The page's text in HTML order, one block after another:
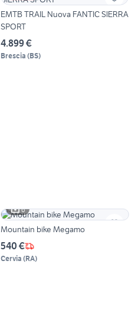
EMTB TRAIL Nuova FANTIC SIERRA
SPORT
4.899 €
Brescia (BS)
6
Mountain bike Megamo
540 €
Cervia (RA)